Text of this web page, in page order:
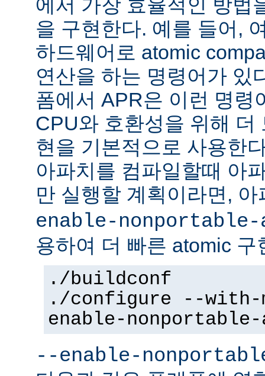
에서 가장 효율적인 방법
을 구현한다. 예를 들어,
하드웨어로 atomic
연산을 하는 명령어가 있
폼에서 APR은 이런 명령
CPU와 호환성을 위해 더
현을 기본적으로 사용한
아파치를 컴파일할때 아
만 실행할 계획이라면,
enable-nonportable-
용하여 더 빠른 atomic
./buildconf
./configure --with-
enable-nonportable-
--enable-